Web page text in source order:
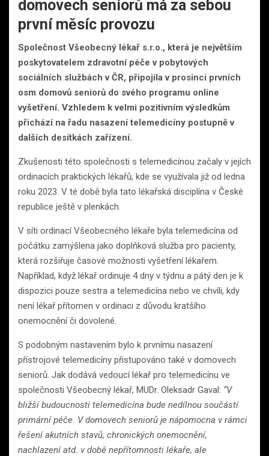
domovech seniorů má za sebou
první měsíc provozu
Společnost Všeobecný lékař s.r.o., která je největším
poskytovatelem zdravotní péče v pobytových
sociálních službách v ČR, připojila v prosinci prvních
osm domovů seniorů do svého programu online
vyšetření. Vzhledem k velmi pozitivním výsledkům
přichází na řadu nasazení telemedicíny postupně v
dalších desítkách zařízení.
Zkušenosti této společnosti s telemedicínou začaly v jejích
ordinacích praktických lékařů, kde se využívala již od ledna
roku 2023. V té době byla tato lékařská disciplína v České
republice ještě v plenkách.
V síti ordinací Všeobecného lékaře byla telemedicína od
počátku zamýšlena jako doplňková služba pro pacienty,
která rozšiřuje časové možnosti vyšetření lékařem.
Například, když lékař ordinuje 4 dny v týdnu a pátý den je k
dispozici pouze sestra a telemedicína nebo ve chvíli, kdy
není lékař přítomen v ordinaci z důvodu kratšího
onemocnění či dovolené.
S podobným nastavením bylo k prvnímu nasazení
přístrojové telemedicíny přistupováno také v domovech
seniorů. Jak dodává vedoucí lékař pro telemedicínu ve
společnosti Všeobecný lékař, MUDr. Oleksadr Gaval: “V
bližší budoucnosti telemedicína bude nedílnou součástí
primární péče. V domovech seniorů je nápomocna v rámci
řešení akutních stavů, chronických onemocnění,
nachlazení atd. v době nepřítomnosti lékaře, ale